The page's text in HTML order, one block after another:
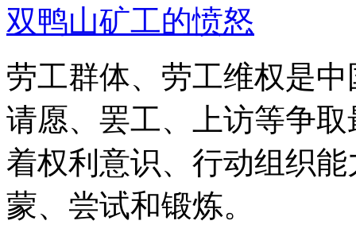
双鸭山矿工的愤怒
劳工群体、劳工维权是
请愿、罢工、上访等争
着权利意识、行动组织
蒙、尝试和锻炼。